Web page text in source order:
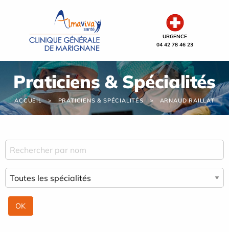
URGENCE
04 42 78 46 23
Praticiens & Spécialités
ACCUEIL PRATICIENS & SPÉCIALITÉS ARNAUD RAILLAT